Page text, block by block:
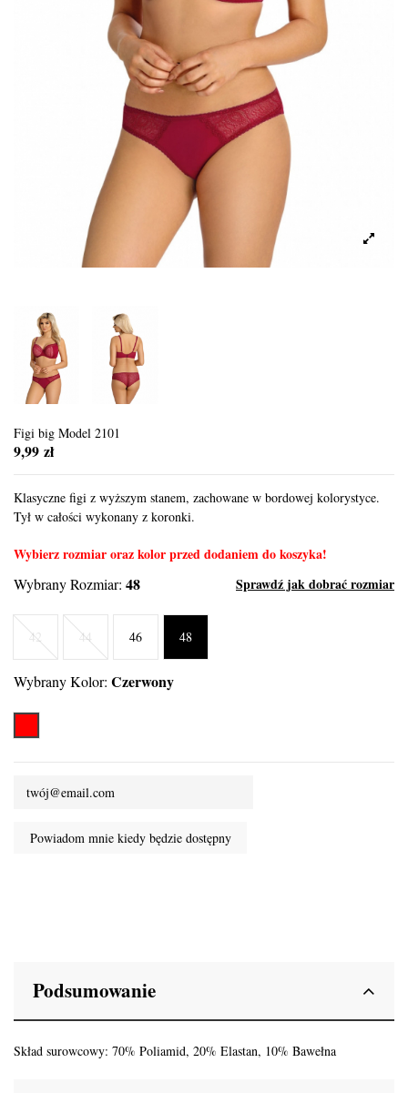
Figi big Model 2101
9,99 zł
Klasyczne figi z wyższym stanem, zachowane w bordowej kolorystyce.
Tył w całości wykonany z koronki.
Wybierz rozmiar oraz kolor przed dodaniem do koszyka!
Wybrany Rozmiar: 48 Sprawdź jak dobrać rozmiar
42 44 46 48
Wybrany Kolor: Czerwony
Podsumowanie
Skład surowcowy: 70% Poliamid, 20% Elastan, 10% Bawełna